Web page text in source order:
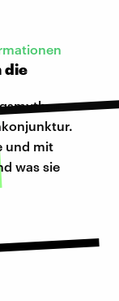
die
und mit
was sie